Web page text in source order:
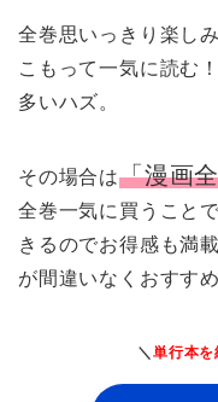
全巻思いっきり楽し
こもって一気に読む
多いハズ。
その場合は「漫画
全巻一気に買うこと
きるのでお得感も満
が間違いなくおすすめ
＼単行本を